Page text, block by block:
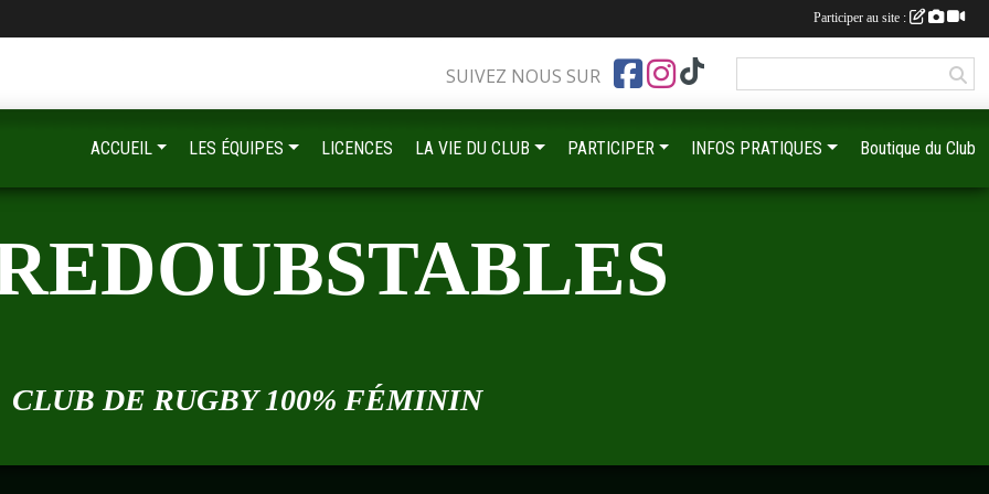
CLUB DE RUGBY 100% FÉMININ
SUIVEZ NOUS SUR
ACCUEIL LES ÉQUIPES LICENCES LA VIE DU CLUB PARTICIPER INFOS PRATIQUES Boutique du Club
Participer au site :
•
•